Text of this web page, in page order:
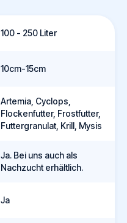
100 - 250 Liter
10cm-15cm
Artemia, Cyclops,
Flockenfutter, Frostfutter,
Futtergranulat, Krill, Mysis
Ja. Bei uns auch als
Nachzucht erhältlich.
Ja